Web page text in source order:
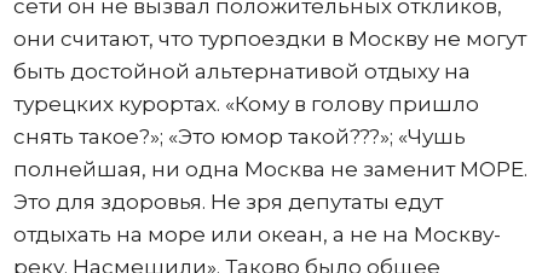
сети он не вызвал положительных откликов,
они считают, что турпоездки в Москву не могут
быть достойной альтернативой отдыху на
турецких курортах. «Кому в голову пришло
снять такое?»; «Это юмор такой???»; «Чушь
полнейшая, ни одна Москва не заменит МОРЕ.
Это для здоровья. Не зря депутаты едут
отдыхать на море или океан, а не на Москву-
реку. Насмешили». Таково было общее